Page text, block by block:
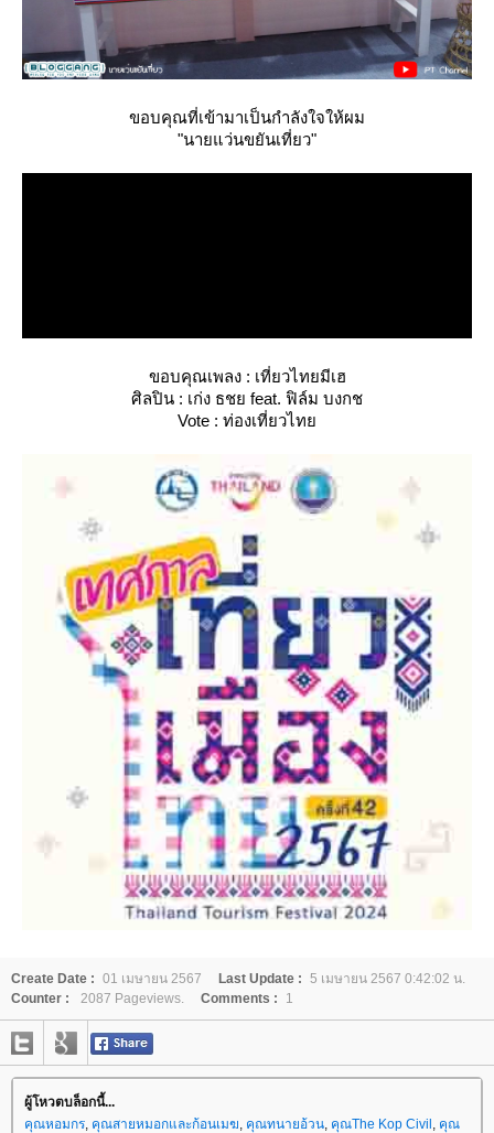
ขอบคุณที่เข้ามาเป็นกำลังใจให้ผม
"นายแว่นขยันเที่ยว"
ขอบคุณเพลง : เที่ยวไทยมีเฮ
ศิลปิน : เก่ง ธชย feat. ฟิล์ม บงกช
Vote : ท่องเที่ยวไท
Create Date : 01 เมษายน 2567 Last Update : 5 เมษายน 2567 0:42:02 น.
Counter :
2087 Pageviews. Comments : 1
ผู้โหวตบล็อกนี้...
คุณหอมกร, คุณสายหมอกและก้อนเมฆ, คุณทนายอ้วน, คุณThe Kop Civil, คุณ